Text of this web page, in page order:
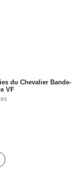
du Chevalier Bande-
VF